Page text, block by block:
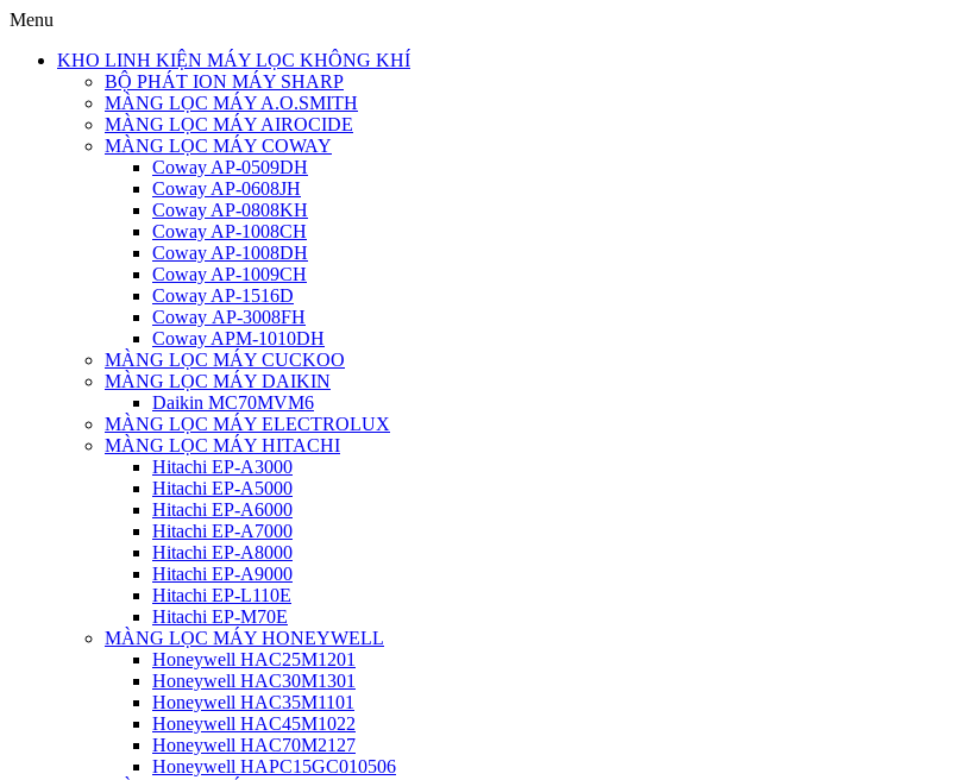
Menu
KHO LINH KIỆN MÁY LỌC KHÔNG KHÍ
BỘ PHÁT ION MÁY SHARP
MÀNG LỌC MÁY A.O.SMITH
MÀNG LỌC MÁY AIROCIDE
MÀNG LỌC MÁY COWAY
Coway AP-0509DH
Coway AP-0608JH
Coway AP-0808KH
Coway AP-1008CH
Coway AP-1008DH
Coway AP-1009CH
Coway AP-1516D
Coway AP-3008FH
Coway APM-1010DH
MÀNG LỌC MÁY CUCKOO
MÀNG LỌC MÁY DAIKIN
Daikin MC70MVM6
MÀNG LỌC MÁY ELECTROLUX
MÀNG LỌC MÁY HITACHI
Hitachi EP-A3000
Hitachi EP-A5000
Hitachi EP-A6000
Hitachi EP-A7000
Hitachi EP-A8000
Hitachi EP-A9000
Hitachi EP-L110E
Hitachi EP-M70E
MÀNG LỌC MÁY HONEYWELL
Honeywell HAC25M1201
Honeywell HAC30M1301
Honeywell HAC35M1101
Honeywell HAC45M1022
Honeywell HAC70M2127
Honeywell HAPC15GC010506